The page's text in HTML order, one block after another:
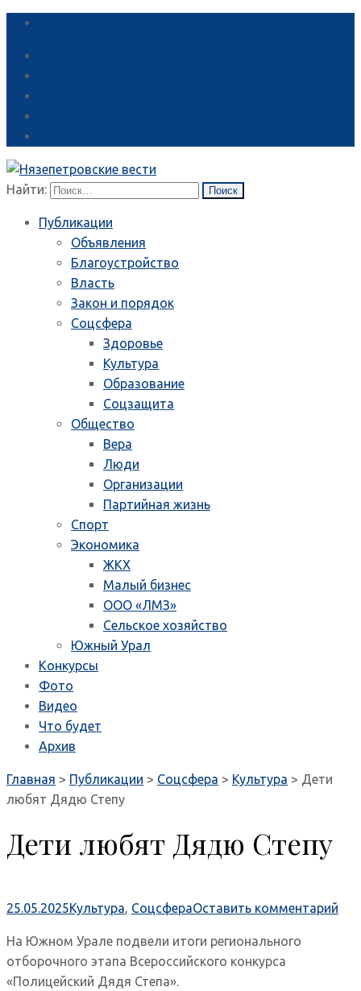
Найти:
Публикации
Объявления
Благоустройство
Власть
Закон и порядок
Соцсфера
Здоровье
Культура
Образование
Соцзащита
Общество
Вера
Люди
Организации
Партийная жизнь
Спорт
Экономика
ЖКХ
Малый бизнес
ООО «ЛМЗ»
Сельское хозяйство
Южный Урал
Конкурсы
Фото
Видео
Что будет
Архив
Главная > Публикации > Соцсфера > Культура > Дети
любят Дядю Степу
Дети любят Дядю Степу
25.05.2025Культура, СоцсфераОставить комментарий
На Южном Урале подвели итоги регионального
отборочного этапа Всероссийского конкурса
«Полицейский Дядя Степа».